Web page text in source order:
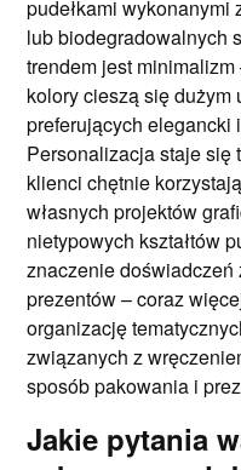
pudełkami wykonanymi
lub biodegradowalnych
trendem jest
kolory cieszą się
preferujących elegancki
Personalizacja staje się
klienci chętnie
własnych projektów
nietypowych kształtów
znaczenie
prezentów – coraz
organizację
związanych z
sposób pakowania i
Jakie pytania